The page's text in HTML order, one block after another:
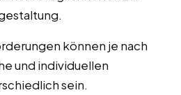
können je nach
und individuellen
sein.